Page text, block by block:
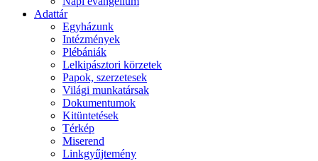
Adattár
Egyházunk
Intézmények
Plébániák
Lelkipásztori körzetek
Papok, szerzetesek
Világi munkatársak
Dokumentumok
Kitüntetések
Térkép
Miserend
Linkgyűjtemény